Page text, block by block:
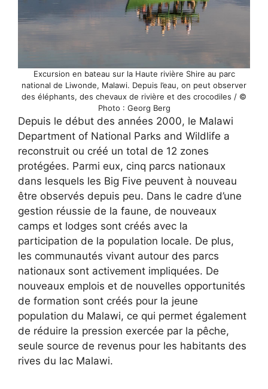
Excursion en bateau sur la Haute rivière Shire au parc
national de Liwonde, Malawi. Depuis l’eau, on peut observer
des éléphants, des chevaux de rivière et des crocodiles / ©
Photo : Georg Berg
Depuis le début des années 2000, le Malawi
Department of National Parks and Wildlife a
reconstruit ou créé un total de 12 zones
protégées. Parmi eux, cinq parcs nationaux
dans lesquels les Big Five peuvent à nouveau
être observés depuis peu. Dans le cadre d’une
gestion réussie de la faune, de nouveaux
camps et lodges sont créés avec la
participation de la population locale. De plus,
les communautés vivant autour des parcs
nationaux sont activement impliquées. De
nouveaux emplois et de nouvelles opportunités
de formation sont créés pour la jeune
population du Malawi, ce qui permet également
de réduire la pression exercée par la pêche,
seule source de revenus pour les habitants des
rives du lac Malawi.